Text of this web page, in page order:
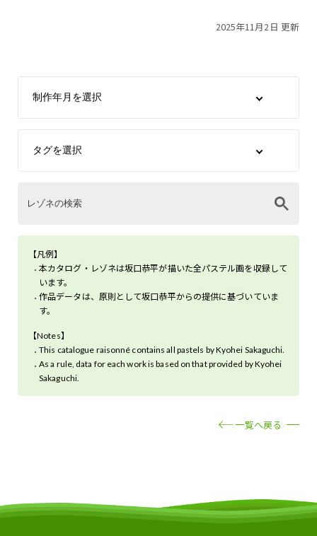
2025年11月2日 更新
【凡例】
本カタログ・レゾネは坂口恭平が描いた全パステル画を収録して
います。
作品データは、原則として坂口恭平からの提供に基づいていま
す。
【Notes】
This catalogue raisonné contains all pastels by Kyohei Sakaguchi.
As a rule, data for each work is based on that provided by Kyohei
Sakaguchi.
一覧へ戻る